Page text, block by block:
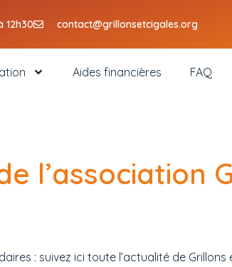
12h30 contact@grillonsetcigales.org
Aides financières FAQ
l’association
: suivez ici toute l’actualité de Grillons